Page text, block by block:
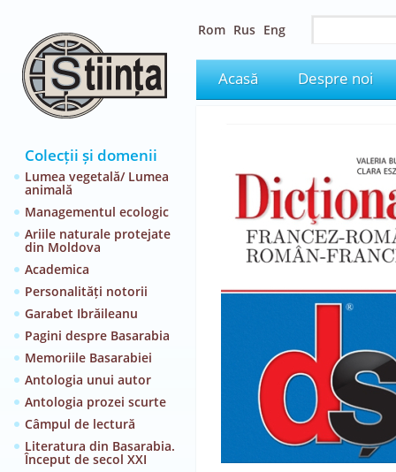
Colecții și domenii
Lumea vegetală/ Lumea
animală
Managementul ecologic
Ariile naturale protejate
din Moldova
Academica
Personalități notorii
Garabet Ibrăileanu
Pagini despre Basarabia
Memoriile Basarabiei
Antologia unui autor
Antologia prozei scurte
Câmpul de lectură
Literatura din Basarabia.
Început de secol XXI
Rom Rus Eng
Acasă Despre noi